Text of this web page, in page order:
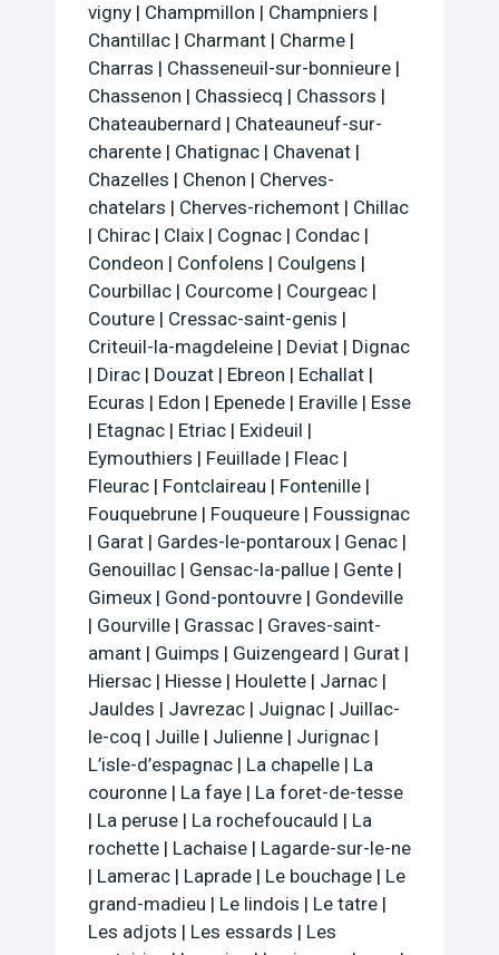
vigny | Champmillon | Champniers |
Chantillac | Charmant | Charme |
Charras | Chasseneuil-sur-bonnieure |
Chassenon | Chassiecq | Chassors |
Chateaubernard | Chateauneuf-sur-
charente | Chatignac | Chavenat |
Chazelles | Chenon | Cherves-
chatelars | Cherves-richemont | Chillac
| Chirac | Claix | Cognac | Condac |
Condeon | Confolens | Coulgens |
Courbillac | Courcome | Courgeac |
Couture | Cressac-saint-genis |
Criteuil-la-magdeleine | Deviat | Dignac
| Dirac | Douzat | Ebreon | Echallat |
Ecuras | Edon | Epenede | Eraville | Esse
| Etagnac | Etriac | Exideuil |
Eymouthiers | Feuillade | Fleac |
Fleurac | Fontclaireau | Fontenille |
Fouquebrune | Fouqueure | Foussignac
| Garat | Gardes-le-pontaroux | Genac |
Genouillac | Gensac-la-pallue | Gente |
Gimeux | Gond-pontouvre | Gondeville
| Gourville | Grassac | Graves-saint-
amant | Guimps | Guizengeard | Gurat |
Hiersac | Hiesse | Houlette | Jarnac |
Jauldes | Javrezac | Juignac | Juillac-
le-coq | Juille | Julienne | Jurignac |
L’isle-d’espagnac | La chapelle | La
couronne | La faye | La foret-de-tesse
| La peruse | La rochefoucauld | La
rochette | Lachaise | Lagarde-sur-le-ne
| Lamerac | Laprade | Le bouchage | Le
grand-madieu | Le lindois | Le tatre |
Les adjots | Les essards | Les